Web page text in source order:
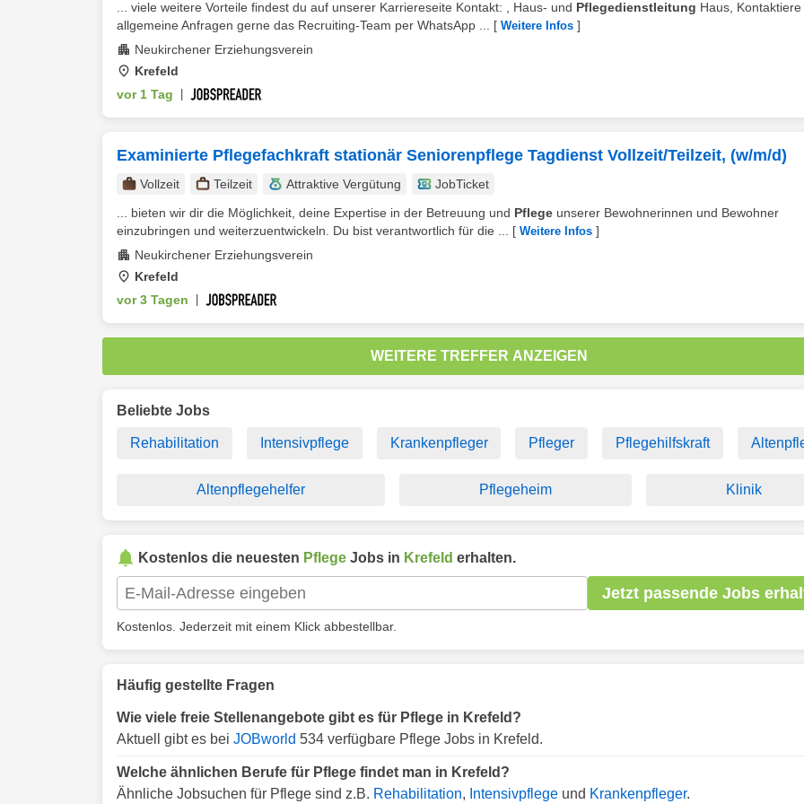
... viele weitere Vorteile findest du auf unserer Karriereseite Kontakt: , Haus- und Pflegedienstleitung Haus,
allgemeine Anfragen gerne das Recruiting-Team per WhatsApp ...
[ Weitere Infos ]
Neukirchener Erziehungsverein
Krefeld
vor 1 Tag
Examinierte Pflegefachkraft stationär Seniorenpflege Tagdienst Vollzeit/Teilzeit, (w/m/d)
Vollzeit Teilzeit Attraktive Vergütung
JobTicket
... bieten wir dir die Möglichkeit, deine Expertise in der Betreuung und Pflege unserer Bewohnerinnen und Bewohner
einzubringen und weiterzuentwickeln. Du bist verantwortlich für die ...
[ Weitere Infos ]
Neukirchener Erziehungsverein
Krefeld
vor 3 Tagen
WEITERE TREFFER ANZEIGEN
Beliebte Jobs
Rehabilitation Intensivpflege Krankenpfleger Pfleger Pflegehilfskraft
Altenpflegehelfer Pflegeheim Klinik
Kostenlos die neuesten Pflege Jobs in Krefeld erhalten.
Jetzt passende Jobs
Kostenlos. Jederzeit mit einem Klick abbestellbar.
Häufig gestellte Fragen
Wie viele freie Stellenangebote gibt es für Pflege in Krefeld?
Aktuell gibt es bei JOBworld 534 verfügbare Pflege Jobs in Krefeld.
Welche ähnlichen Berufe für Pflege findet man in Krefeld?
Ähnliche Jobsuchen für Pflege sind z.B. Rehabilitation, Intensivpflege und Krankenpfleger.